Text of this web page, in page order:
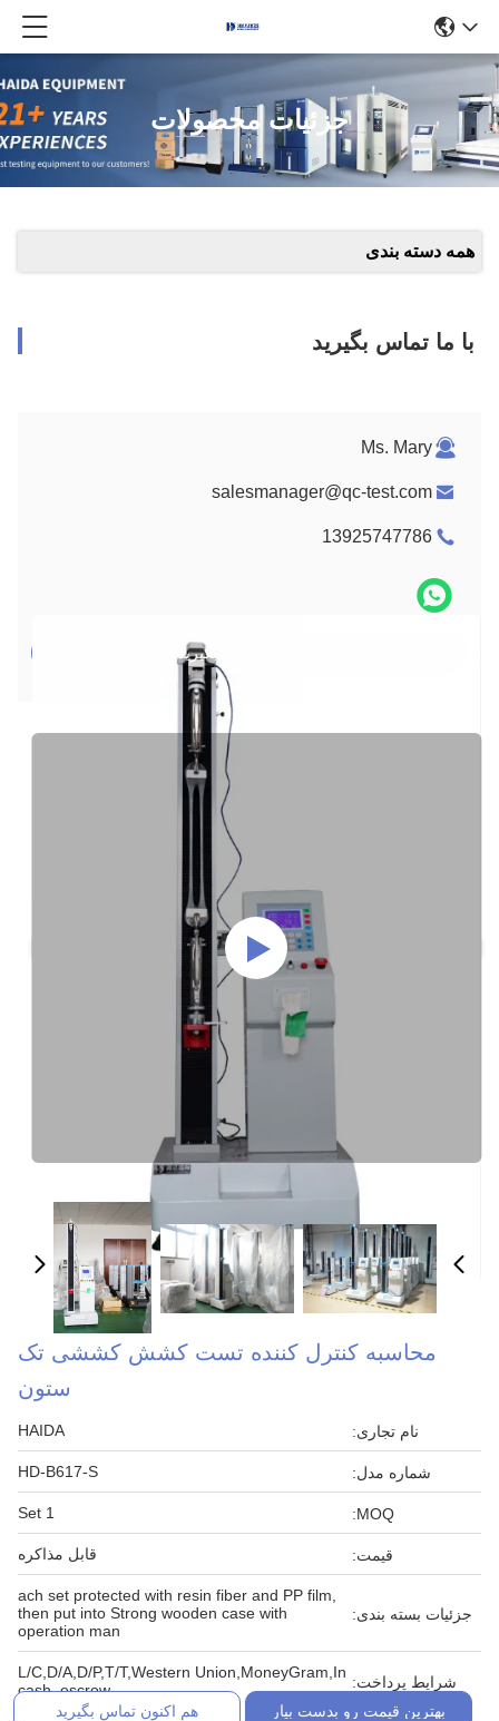
جزئیات محصولات
همه دسته بندی
با ما تماس بگیرید
Ms. Mary
salesmanager@qc-test.com
13925747786
هم اکنون تماس بگیرید
محاسبه كنترل كننده تست كشش كششی تک
ستون
نام تجاری: HAIDA
شماره مدل: HD-B617-S
MOQ:
1 Set
قیمت: قابل مذاکره
جزئیات بسته بندی:
ach set protected with resin fiber and PP film,
then put into Strong wooden case with
operation man
شرایط پرداخت:
L/C,D/A,D/P,T/T,Western Union,MoneyGram,In
cash, escrow
بهترین قیمت رو بدست بیار
هم اکنون تماس بگیرید